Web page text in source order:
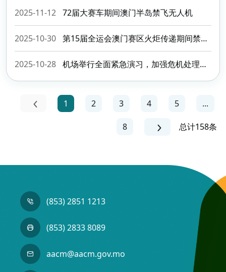
2025-11-12 72届大赛车期间澳门半岛禁飞无人机
2025-10-30 第15届全运会澳门赛区火炬传递期间禁飞无人机
2025-10-28 机场举行全面紧急演习，加强危机处理能力
1 2 3 4 5 ...
8 总计158条
(853) 2851 1213
(853) 2833 8089
aacm@aacm.gov.mo